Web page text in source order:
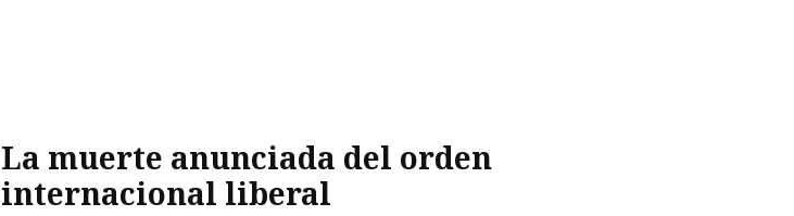
La muerte anunciada del orden
internacional liberal